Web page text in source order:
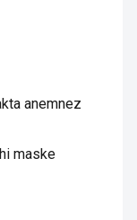
anemnez
maske